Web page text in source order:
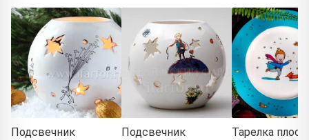
Подсвечник
Подсвечник
Тарелка